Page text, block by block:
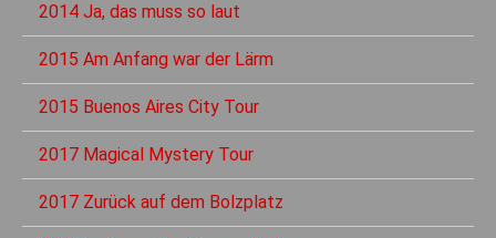
2014 Ja, das muss so laut
2015 Am Anfang war der Lärm
2015 Buenos Aires City Tour
2017 Magical Mystery Tour
2017 Zurück auf dem Bolzplatz